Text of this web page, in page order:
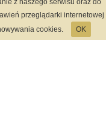
z naszego serwisu oraz do
przeglądarki internetowej
cookies.
OK